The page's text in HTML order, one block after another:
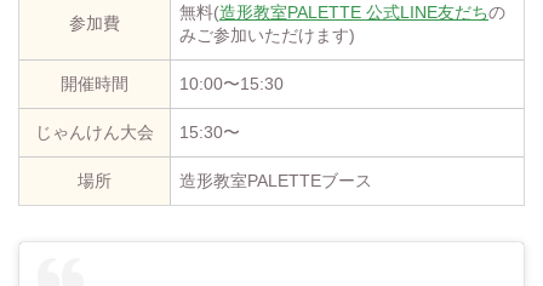
参加費
無料(造形教室PALETTE 公式LINE友だちの
みご参加いただけます)
開催時間 10:00〜15:30
じゃんけん大会 15:30〜
場所 造形教室PALETTEブース